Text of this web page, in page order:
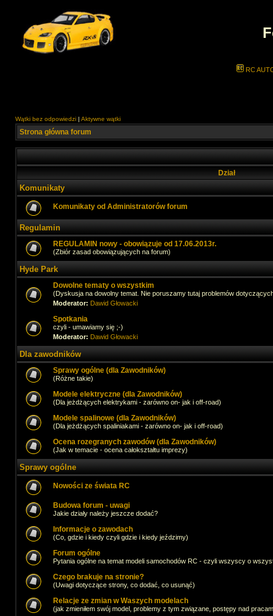
RC
Wątki bez odpowiedzi | Aktywne wątki
Strona główna forum
Dział
Komunikaty
Komunikaty od Administratorów forum
Regulamin
REGULAMIN nowy - obowiązuje od 17.06.2013r.
(Zbiór zasad obowiązujących na forum)
Hyde Park
Dowolne tematy o wszystkim
(Dyskusja na dowolny temat. Nie poruszamy tutaj problemów
Moderator: Dawid Głowacki
Spotkania
czyli - umawiamy się ;-)
Moderator: Dawid Głowacki
Dla zawodników
Sprawy ogólne (dla Zawodników)
(Różne takie)
Modele elektryczne (dla Zawodników)
(Dla jeżdżących elektrykami - zarówno on- jak i off-road)
Modele spalinowe (dla Zawodników)
(Dla jeżdżących spaliniakami - zarówno on- jak i off-road)
Ocena rozegranych zawodów (dla Zawodników)
(Jak w temacie - ocena całokształtu imprezy)
Sprawy ogólne
Nowości ze świata RC
Budowa forum - uwagi
Jakie działy należy jeszcze dodać?
Informacje o zawodach
(Co, gdzie i kiedy czyli gdzie i kiedy jeździmy)
Forum ogólne
Pytania ogólne na temat modeli samochodów RC - czyli wszyscy o
Czego brakuje na stronie?
(Uwagi dotyczące strony, co dodać, co usunąć)
Relacje ze zmian w Waszych modelach
(jak zmieniłem swój model, problemy z tym związane, postępy nad